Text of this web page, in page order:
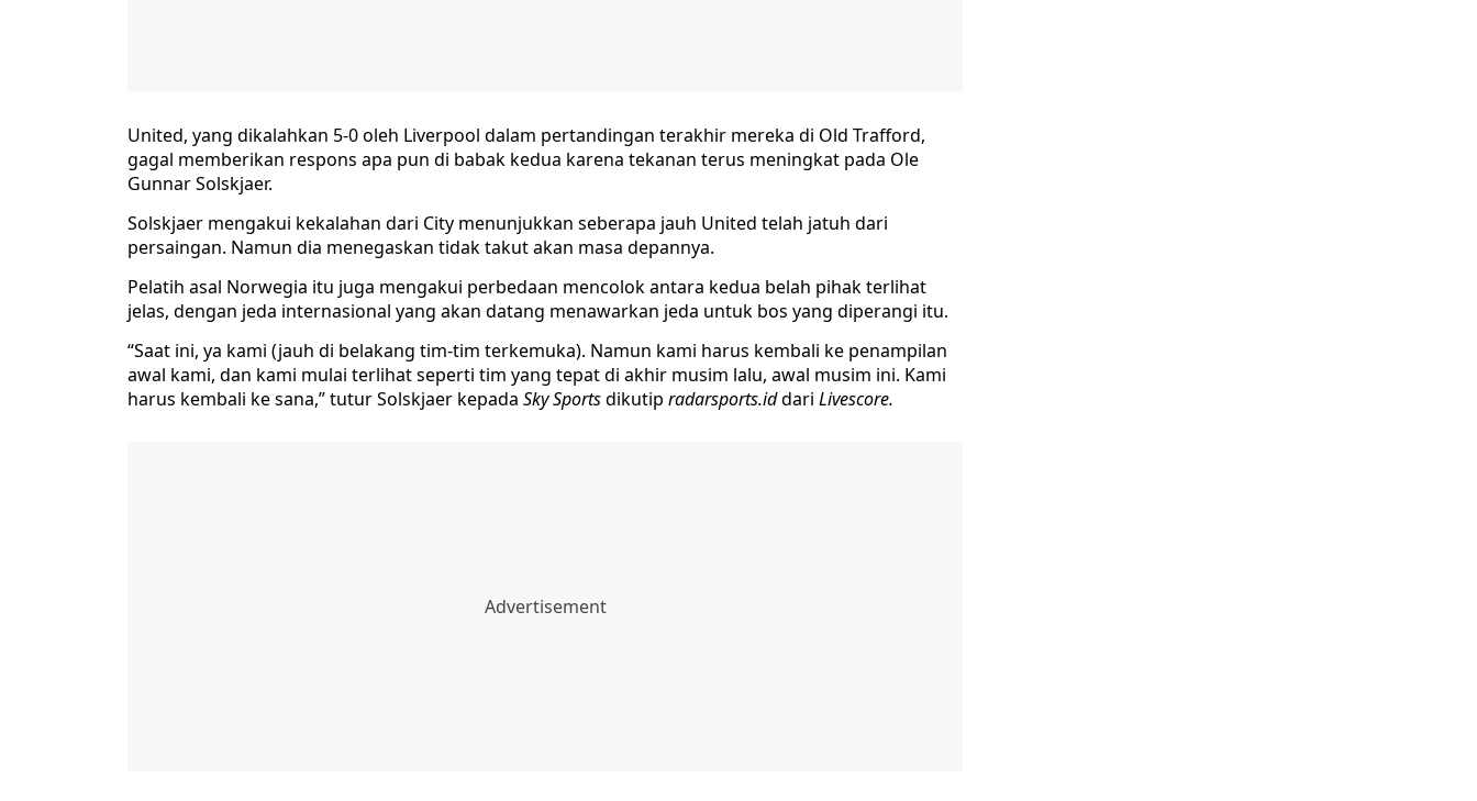
United, yang dikalahkan 5-0 oleh Liverpool dalam pertandingan terakhir mereka di Old Trafford,
gagal memberikan respons apa pun di babak kedua karena tekanan terus meningkat pada Ole
Gunnar Solskjaer.
Solskjaer mengakui kekalahan dari City menunjukkan seberapa jauh United telah jatuh dari
persaingan. Namun dia menegaskan tidak takut akan masa depannya.
Pelatih asal Norwegia itu juga mengakui perbedaan mencolok antara kedua belah pihak terlihat
jelas, dengan jeda internasional yang akan datang menawarkan jeda untuk bos yang diperangi itu.
“Saat ini, ya kami (jauh di belakang tim-tim terkemuka). Namun kami harus kembali ke penampilan
awal kami, dan kami mulai terlihat seperti tim yang tepat di akhir musim lalu, awal musim ini. Kami
harus kembali ke sana,” tutur Solskjaer kepada Sky Sportsdikutip radarsports.iddari Livescore.